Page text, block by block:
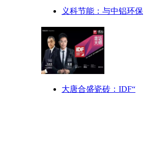
义科节能：与中铝环保
大唐合盛瓷砖：IDF“